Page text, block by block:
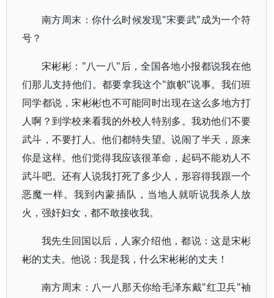
南方周末：你什么时候发现"宋要武"成为一个符
号？
宋彬彬："八一八"后，全国各地小报都说我在他
们那儿支持他们。都要拿我这个"旗帜"说事。我们班
同学都说，宋彬彬也不可能同时出现在这么多地方打
人啊？到学校来看我的外校人特别多。我劝他们不要
武斗，不要打人。他们都特失望。说闹了半天，原来
你是这样。他们觉得我应该很革命，起码不能劝人不
武斗吧。还有人说我打死了多少人，形容得我跟一个
恶魔一样。我到内蒙插队，当地人就听说我杀人放
火，强奸妇女，都不敢接收我。
我先生回国以后，人家介绍他，都说：这是宋彬
彬的丈夫。他说：我是我，什么宋彬彬的丈夫！
南方周末：八一八那天你给毛泽东戴"红卫兵"袖